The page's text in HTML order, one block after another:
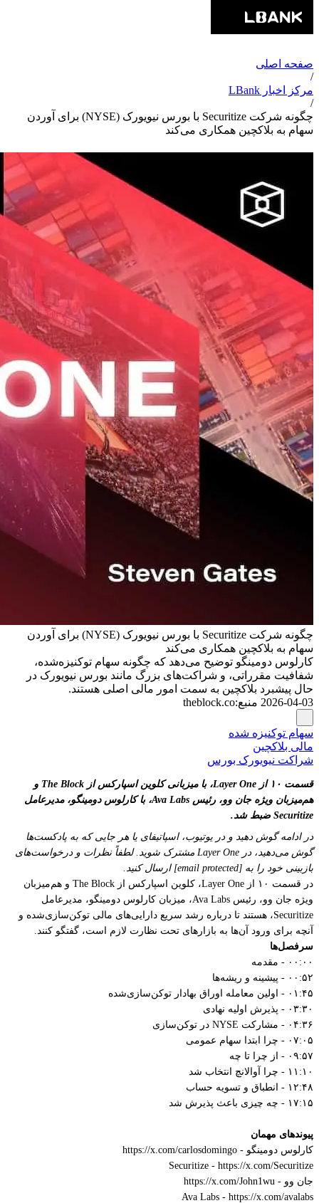
صفحه اصلی
/
مرکز اخبار LBank
/
چگونه شرکت Securitize با بورس نیویورک (NYSE) برای آوردن
سهام به بلاکچین همکاری می‌کند
چگونه شرکت Securitize با بورس نیویورک (NYSE) برای آوردن
سهام به بلاکچین همکاری می‌کند
کارلوس دومینگو توضیح می‌دهد که چگونه سهام توکنیزه‌شده،
شفافیت مقرراتی، و شراکت‌های بزرگ مانند بورس نیویورک در
حال پیشبرد بلاکچین به سمت امور مالی اصلی هستند.
2026-04-03 منبع:
theblock.co
سهام توکنیزه شده
مالی بلاکچین
شراکت نیویورک بورس
قسمت ۱۰ از Layer One، با میزبانی کلوین اسپارکس از The Block و
هم‌میزبان ویژه جان وو، رئیس Ava Labs، با کارلوس دومینگو، مدیرعامل
Securitize ضبط شد.
در ادامه گوش دهید و در یوتیوب، اسپاتیفای یا هر جایی که به پادکست‌ها
گوش می‌دهید، در Layer One مشترک شوید. لطفاً نظرات و درخواست‌های
بازبینی خود را به [email protected] ارسال کنید.
در قسمت ۱۰ از Layer One، کلوین اسپارکس از The Block و هم‌میزبان
ویژه جان وو، رئیس Ava Labs، میزبان کارلوس دومینگو، مدیرعامل
Securitize، هستند تا درباره رشد سریع دارایی‌های مالی توکن‌سازی‌شده و
آنچه برای ورود آن‌ها به بازارهای تحت نظارت لازم است، گفتگو کنند.
سرفصل‌ها
۰۰:۰۰ - مقدمه
۰۰:۵۲ - پیشینه و ریشه‌ها
۰۱:۴۵ - اولین معامله اوراق بهادار توکن‌سازی‌شده
۰۳:۳۰ - پذیرش اولیه نهادی
۰۴:۳۶ - مشارکت NYSE در توکن‌سازی
۰۷:۰۵ - چرا ابتدا سهام عمومی
۰۹:۵۷ - از چرا تا چه
۱۱:۱۰ - چرا آوالانچ انتخاب شد
۱۲:۴۸ - انطباق و تسویه حساب
۱۷:۱۵ - چه چیزی باعث پذیرش شد
پیوندهای مهمان
کارلوس دومینگو - https://x.com/carlosdomingo
Securitize - https://x.com/Securitize
جان وو - https://x.com/John1wu
Ava Labs - https://x.com/avalabs